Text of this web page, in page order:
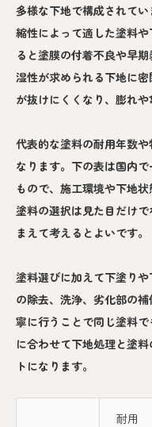
多様な下地で構成されて
縮性によって適した塗料
ると塗膜の付着不良や早
湿性が求められる下地に
が抜けにくくなり、膨れや
代表的な塗料の耐用年数
なります。下の表は国内
もので、施工環境や下地
塗料の選択は見た目だけ
まえて考えるとよいです。
塗料選びに加えて下塗り
の除去、洗浄、劣化部の
寧に行うことで同じ塗料
に合わせて下地処理と塗
トになります。
耐用